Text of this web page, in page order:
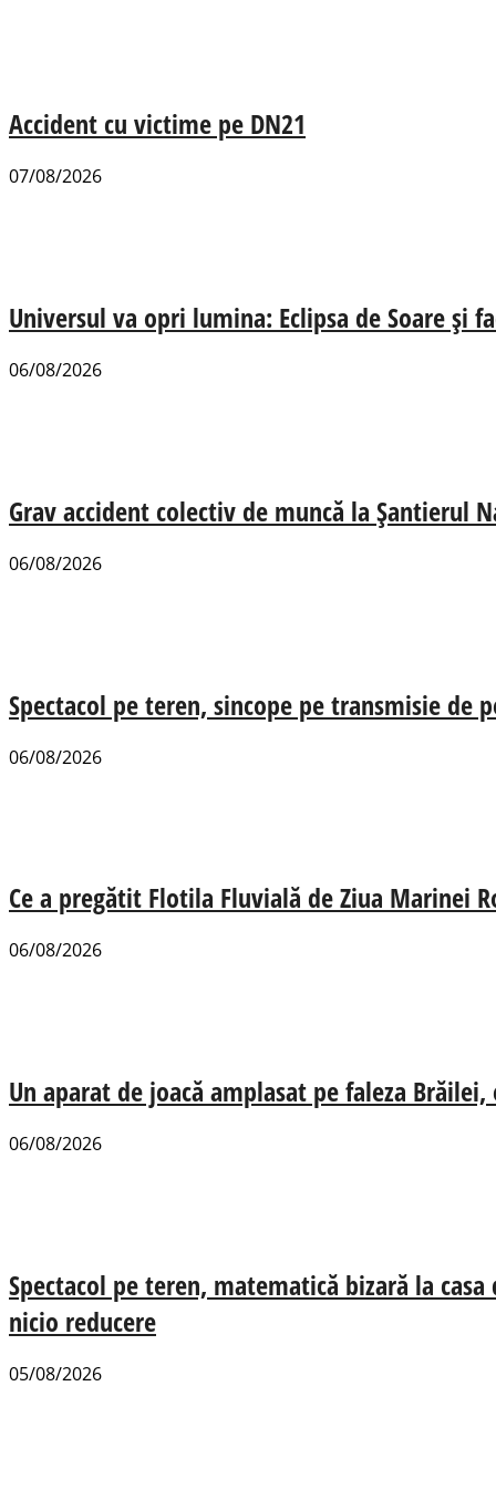
Accident cu victime pe DN21
07/08/2026
Universul va opri lumina: Eclipsa de Soare și
06/08/2026
Grav accident colectiv de muncă la Șantierul
06/08/2026
Spectacol pe teren, sincope pe transmisie
06/08/2026
Ce a pregătit Flotila Fluvială de Ziua Marinei
06/08/2026
Un aparat de joacă amplasat pe faleza
06/08/2026
Spectacol pe teren, matematică bizară la
nicio reducere
05/08/2026